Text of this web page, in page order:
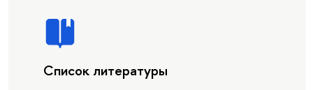
Список литературы